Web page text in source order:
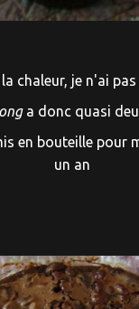
chaleur, je n'ai
a donc quasi
en bouteille pour
un an